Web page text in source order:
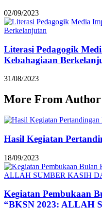
02/09/2023
Literasi Pedagogik
Kebahagiaan
31/08/2023
More From Author
Hasil Kegiatan
18/09/2023
Kegiatan Pembukaan
“BKSN 2023: ALLAH